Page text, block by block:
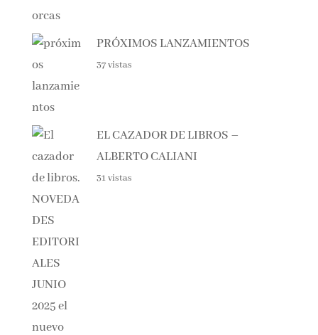
PRÓXIMOS LANZAMIENTOS
37 vistas
EL CAZADOR DE LIBROS –
ALBERTO CALIANI
31 vistas